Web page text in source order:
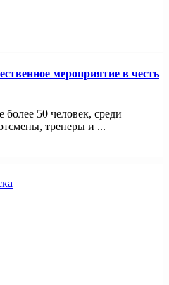
мероприятие в честь
50 человек, среди
тренеры и ...